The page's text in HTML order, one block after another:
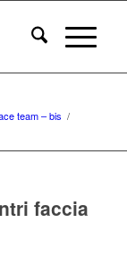
team – bis /
faccia